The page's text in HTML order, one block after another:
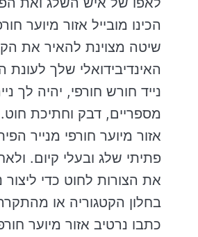
הכינו מובייל אזור מיוער
שיטה מצוינת להאיר את
האינדיבידואלי שלך לעונת
נייד חורש חורפי, יהיה לך
מספריים, דבק וחתיכת חוט.
אזור מיוער חורפי מנייר
פתיתי שלג ובעלי קיום.
את הצורות לחוט כדי ליצור
בחלון הקטגוריה או
כתבו נרטיב אזור מיוער